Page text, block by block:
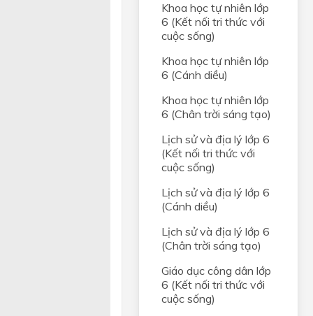
Khoa học tự nhiên lớp
6 (Kết nối tri thức với
cuộc sống)
Khoa học tự nhiên lớp
6 (Cánh diều)
Khoa học tự nhiên lớp
6 (Chân trời sáng tạo)
Lịch sử và địa lý lớp 6
(Kết nối tri thức với
cuộc sống)
Lịch sử và địa lý lớp 6
(Cánh diều)
Lịch sử và địa lý lớp 6
(Chân trời sáng tạo)
Giáo dục công dân lớp
6 (Kết nối tri thức với
cuộc sống)